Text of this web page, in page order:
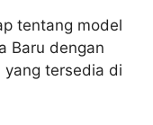
tentang model
Baru dengan
yang tersedia di